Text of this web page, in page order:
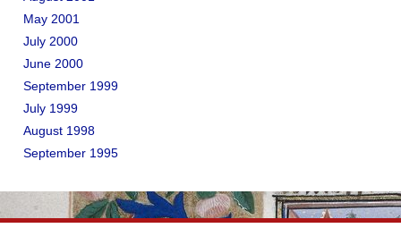
May 2001
July 2000
June 2000
September 1999
July 1999
August 1998
September 1995